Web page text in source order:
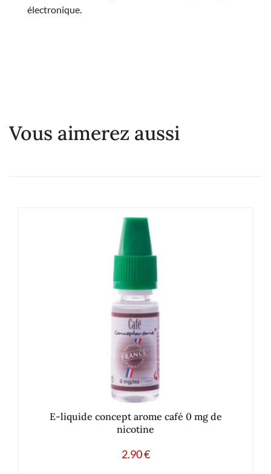
électronique.
Vous aimerez aussi
E-liquide concept arome café 0 mg de
nicotine
2.90€